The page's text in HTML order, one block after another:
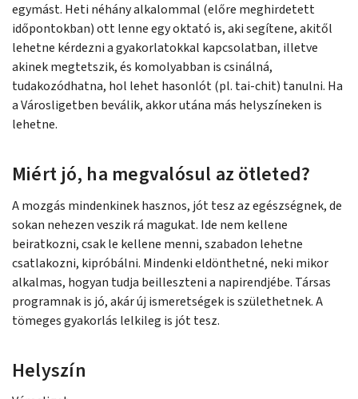
egymást. Heti néhány alkalommal (előre meghirdetett
időpontokban) ott lenne egy oktató is, aki segítene, akitől
lehetne kérdezni a gyakorlatokkal kapcsolatban, illetve
akinek megtetszik, és komolyabban is csinálná,
tudakozódhatna, hol lehet hasonlót (pl. tai-chit) tanulni. Ha
a Városligetben beválik, akkor utána más helyszíneken is
lehetne.
Miért jó, ha megvalósul az ötleted?
A mozgás mindenkinek hasznos, jót tesz az egészségnek, de
sokan nehezen veszik rá magukat. Ide nem kellene
beiratkozni, csak le kellene menni, szabadon lehetne
csatlakozni, kipróbálni. Mindenki eldönthetné, neki mikor
alkalmas, hogyan tudja beilleszteni a napirendjébe. Társas
programnak is jó, akár új ismeretségek is születhetnek. A
tömeges gyakorlás lelkileg is jót tesz.
Helyszín